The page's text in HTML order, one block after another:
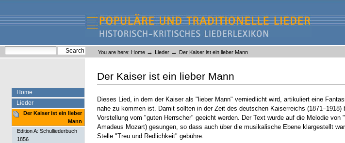
content.
navigation
Liederlexikon
Personal
tools
You are here: Home → Lieder → Der Kaiser ist ein lieber Mann
Der Kaiser ist ein lieber Mann
Dieses Lied, in dem der Kaiser als "lieber Mann" verniedlicht wird, artikuliert eine
nahe zu kommen ist. Damit sollten in der Zeit des deutschen Kaiserreichs
Vorstellung vom "guten Herrscher" geeicht werden. Der Text wurde auf die Melodie von
Amadeus Mozart) gesungen, so dass auch über die musikalische Ebene klargestellt
Stelle "Treu und Redlichkeit" gebühre.
Home
Lieder
Der Kaiser ist ein lieber
Mann
Edition A: Schulliederbuch
1856